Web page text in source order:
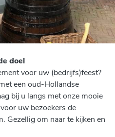
doel
voor uw (bedrijfs)feest?
een oud-Hollandse
bij u langs met onze mooie
uw bezoekers de
Gezellig om naar te kijken en